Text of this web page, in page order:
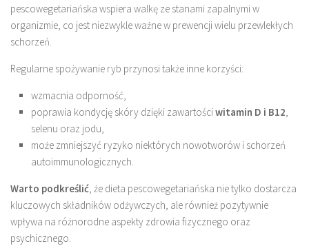
pescowegetariańska wspiera walkę ze stanami zapalnymi w
organizmie, co jest niezwykle ważne w prewencji wielu przewlekłych
schorzeń.
Regularne spożywanie ryb przynosi także inne korzyści:
wzmacnia odporność,
poprawia kondycję skóry dzięki zawartościwitamin D i B12,
selenu oraz jodu,
może zmniejszyć ryzyko niektórych nowotworów i schorzeń
autoimmunologicznych.
Warto podkreślić, że dieta pescowegetariańska nie tylko dostarcza
kluczowych składników odżywczych, ale również pozytywnie
wpływa na różnorodne aspekty zdrowia fizycznego oraz
psychicznego.